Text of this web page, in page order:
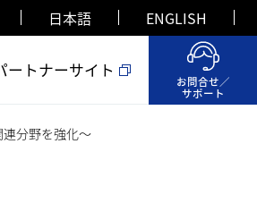
日本語 ENGLISH
ートナーサイト
お問合せ／
サポート
分野を強化～